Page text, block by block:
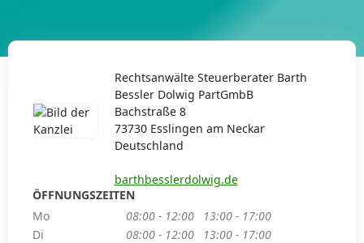
Rechtsanwälte Steuerberater Barth
Bessler Dolwig PartGmbB
Bachstraße 8
73730 Esslingen am Neckar
Deutschland
barthbesslerdolwig.de
ÖFFNUNGSZEITEN
Mo
08:00 - 12:00
13:00 - 17:00
Di
08:00 - 12:00
13:00 - 17:00